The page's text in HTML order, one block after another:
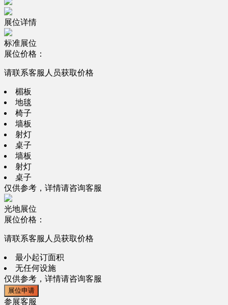
展位详情
标准展位
展位价格：
请联系客服人员获取价格
楣板
地毯
椅子
墙板
射灯
桌子
墙板
射灯
桌子
仅供参考，详情请咨询客服
光地展位
展位价格：
请联系客服人员获取价格
最小起订面积
无任何设施
仅供参考，详情请咨询客服
展位申请
参展客服